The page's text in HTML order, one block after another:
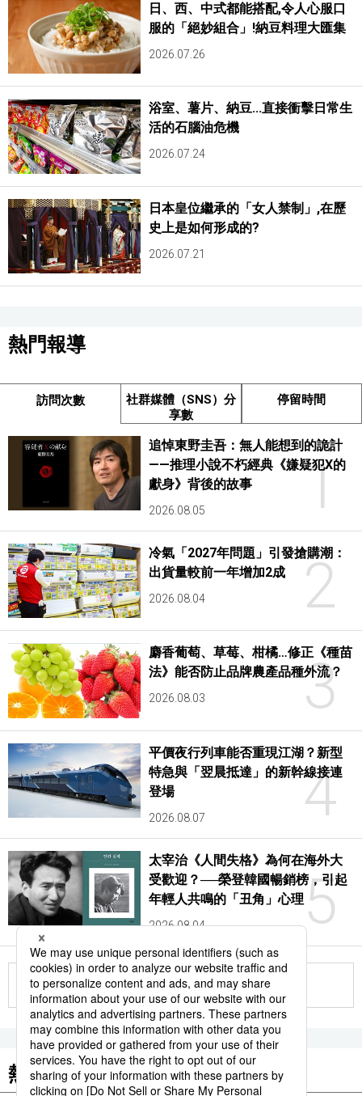
日、西、中式都能搭配,令人心服口
服的「絕妙組合」!納豆料理大匯集
2026.07.26
浴室、薯片、納豆...直接衝擊日常生
活的石腦油危機
2026.07.24
日本皇位繼承的「女人禁制」,在歷
史上是如何形成的?
2026.07.21
熱門報導
訪問次數
社群媒體（SNS）分
享數
停留時間
1
追悼東野圭吾：無人能想到的詭計
——推理小說不朽經典《嫌疑犯X的
獻身》背後的故事
2026.08.05
2
冷氣「2027年問題」引發搶購潮：
出貨量較前一年增加2成
2026.08.04
3
麝香葡萄、草莓、柑橘…修正《種苗
法》能否防止品牌農產品種外流？
2026.08.03
4
平價夜行列車能否重現江湖？新型
特急與「翌晨抵達」的新幹線接連
登場
2026.08.07
5
太宰治《人間失格》為何在海外大
受歡迎？──榮登韓國暢銷榜，引起
年輕人共鳴的「丑角」心理
2026.08.04
更多
熱門關鍵詞